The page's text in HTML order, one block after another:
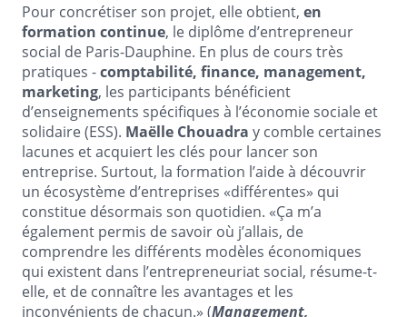
Pour concrétiser son projet, elle obtient, en
formation continue, le diplôme d’entrepreneur
social de Paris-Dauphine. En plus de cours très
pratiques -comptabilité, finance, management,
marketing, les participants bénéficient
d’enseignements spécifiques à l’économie sociale et
solidaire (ESS). Maëlle Chouadra y comble certaines
lacunes et acquiert les clés pour lancer son
entreprise. Surtout, la formation l’aide à découvrir
un écosystème d’entreprises «différentes» qui
constitue désormais son quotidien. «Ça m’a
également permis de savoir où j’allais, de
comprendre les différents modèles économiques
qui existent dans l’entrepreneuriat social, résume-t-
elle, et de connaître les avantages et les
inconvénients de chacun.» (Management,